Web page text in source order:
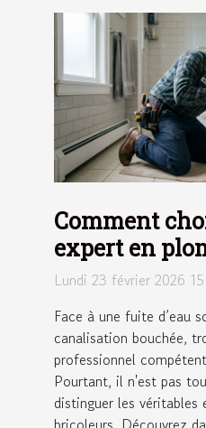
Comment
expert en
vos urgences
Lundi 23 février 2026
Face à une fuite d’eau
canalisation bouchée,
professionnel
Pourtant, il n'est pas
distinguer les véritables